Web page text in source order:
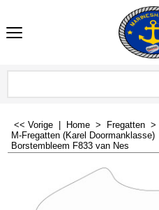
<< Vorige Home > Fregatten >
M-Fregatten (Karel Doormanklasse)
Borstembleem F833 van Nes